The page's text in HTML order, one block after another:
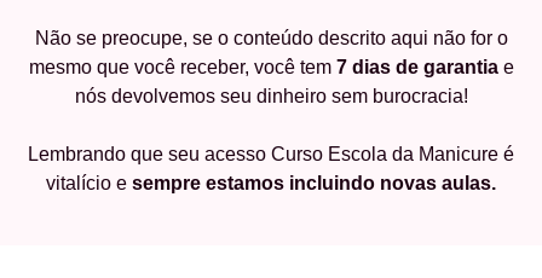
Não se preocupe, se o conteúdo descrito aqui não for o
mesmo que você receber, você tem 7 dias de garantiae
nós devolvemos seu dinheiro sem burocracia!
Lembrando que seu acesso Curso Escola da Manicure é
vitalício e sempre estamos incluindo novas aulas.